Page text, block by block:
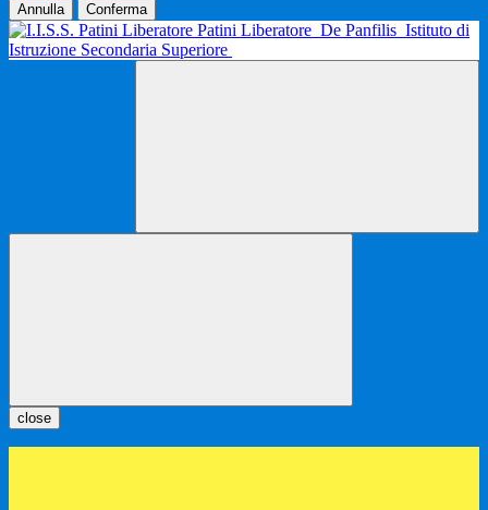
Annulla Conferma
Patini Liberatore De Panfilis Istituto di
Istruzione Secondaria Superiore
close